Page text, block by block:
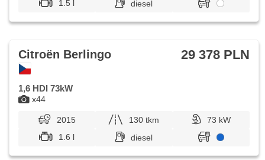
1.5 l
diesel
x44
Citroën Berlingo 29 378 PLN
1,6 HDI 73kW
2015 130 tkm
73 kW
1.6 l
diesel